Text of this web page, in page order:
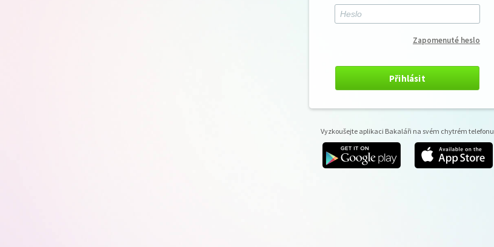
Zapomenuté heslo
Přihlásit
Vyzkoušejte aplikaci Bakaláři na svém chytrém telefonu